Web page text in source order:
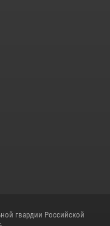
гвардии Российской